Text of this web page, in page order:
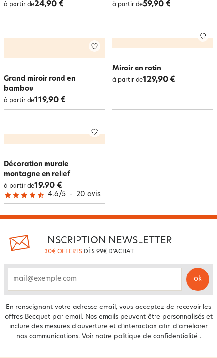
à partir de24,90 € à partir de59,90 €
Grand miroir rond en
bambou
à partir de119,90 €
Miroir en rotin
à partir de129,90 €
Décoration murale
montagne en relief
à partir de19,90 €
4.6/5 - 20 avis
INSCRIPTION NEWSLETTER
30€ OFFERTS DÈS 99€ D'ACHAT
ok
En renseignant votre adresse email, vous acceptez de recevoir les
offres Becquet par email. Nos emails peuvent être personnalisés et
inclure des mesures d’ouverture et d’interaction afin d’améliorer
nos communications. Voir notre politique de confidentialité .